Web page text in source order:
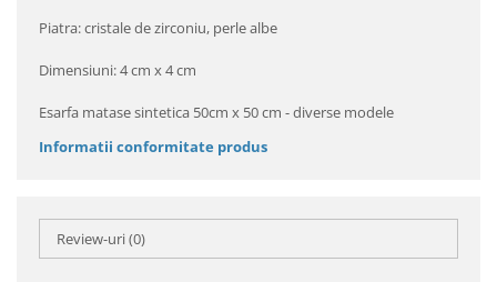
Piatra: cristale de zirconiu, perle albe
Dimensiuni: 4 cm x 4 cm
Esarfa matase sintetica 50cm x 50 cm - diverse modele
Informatii conformitate produs
Review-uri(0)